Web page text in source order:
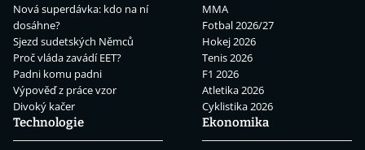
Nová superdávka: kdo na ní
dosáhne?
Sjezd sudetských Němců
Proč vláda zavádí EET?
Padni komu padni
Výpověď z práce vzor
Divoký kačer
MMA
Fotbal 2026/27
Hokej 2026
Tenis 2026
F1 2026
Atletika 2026
Cyklistika 2026
Technologie
Ekonomika